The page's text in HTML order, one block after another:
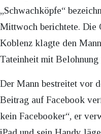
„Schwachköpfe“
Mittwoch berichtete. Die
Koblenz klagte den
Tateinheit mit
Der Mann bestreitet vor
Beitrag auf Facebook
kein Facebooker“, er